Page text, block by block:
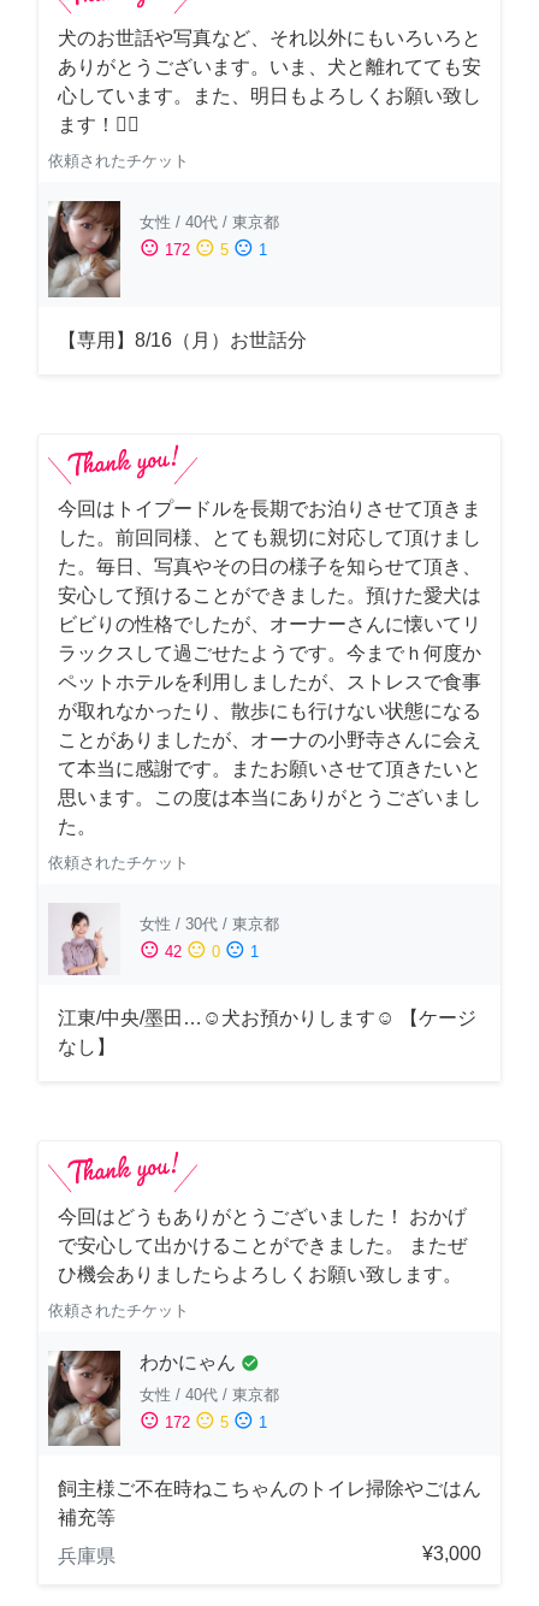
犬のお世話や写真など、それ以外にもいろいろと
ありがとうございます。いま、犬と離れてても安
心しています。また、明日もよろしくお願い致し
ます！🙇‍♂️
依頼されたチケット
女性 / 40代 / 東京都
sentiment_satisfied 172 sentiment_neutral 5 sentiment_dissatisfied 1
【専用】8/16（月）お世話分
今回はトイプードルを長期でお泊りさせて頂きま
した。前回同様、とても親切に対応して頂けまし
た。毎日、写真やその日の様子を知らせて頂き、
安心して預けることができました。預けた愛犬は
ビビりの性格でしたが、オーナーさんに懐いてリ
ラックスして過ごせたようです。今までｈ何度か
ペットホテルを利用しましたが、ストレスで食事
が取れなかったり、散歩にも行けない状態になる
ことがありましたが、オーナの小野寺さんに会え
て本当に感謝です。またお願いさせて頂きたいと
思います。この度は本当にありがとうございまし
た。
依頼されたチケット
女性 / 30代 / 東京都
sentiment_satisfied 42 sentiment_neutral 0 sentiment_dissatisfied 1
江東/中央/墨田…☺︎犬お預かりします☺︎ 【ケージ
なし】
今回はどうもありがとうございました！ おかげ
で安心して出かけることができました。 またぜ
ひ機会ありましたらよろしくお願い致します。
依頼されたチケット
わかにゃん check_circle
女性 / 40代 / 東京都
sentiment_satisfied 172 sentiment_neutral 5 sentiment_dissatisfied 1
飼主様ご不在時ねこちゃんのトイレ掃除やごはん
補充等
兵庫県
¥3,000